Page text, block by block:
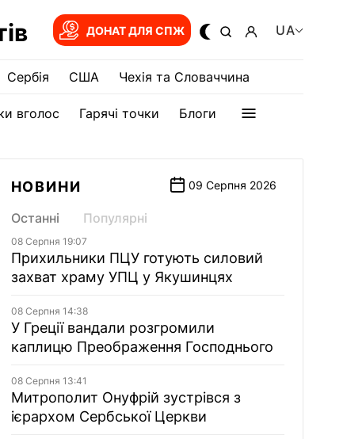
ДОНАТ ДЛЯ СПЖ UA
Сербія США Чехія та Словаччина
вголос Гарячі точки Блоги
НОВИНИ 09 Серпня 2026
Останні Популярні
08 Серпня 19:07
Прихильники ПЦУ готують силовий
захват храму УПЦ у Якушинцях
08 Серпня 14:38
У Греції вандали розгромили
каплицю Преображення Господнього
08 Серпня 13:41
Митрополит Онуфрій зустрівся з
ієрархом Сербської Церкви